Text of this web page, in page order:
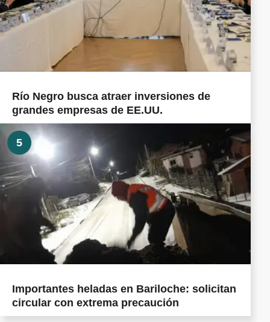
Río Negro busca atraer inversiones de
grandes empresas de EE.UU.
5
Importantes heladas en Bariloche: solicitan
circular con extrema precaución